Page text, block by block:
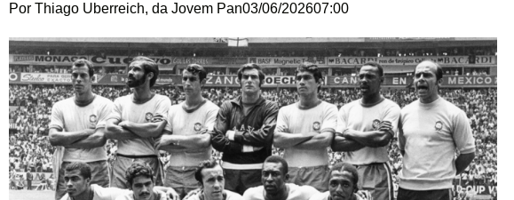
Por Thiago Uberreich, da Jovem Pan03/06/202607:00